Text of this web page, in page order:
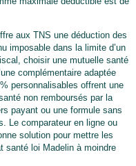
aux TNS une déduction des
imposable dans la limite d’un
choisir une mutuelle santé
complémentaire adaptée
personnalisables offrent une
non remboursés par la
payant ou une formule sans
Le comparateur en ligne ou
solution pour mettre les
santé loi Madelin à moindre